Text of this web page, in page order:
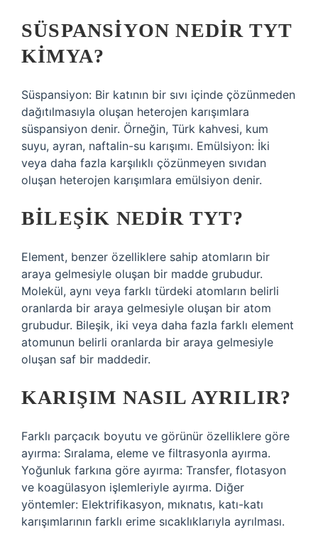
SÜSPANSIYON NEDIR TYT
KIMYA?
Süspansiyon: Bir katının bir sıvı içinde çözünmeden
dağıtılmasıyla oluşan heterojen karışımlara
süspansiyon denir. Örneğin, Türk kahvesi, kum
suyu, ayran, naftalin-su karışımı. Emülsiyon: İki
veya daha fazla karşılıklı çözünmeyen sıvıdan
oluşan heterojen karışımlara emülsiyon denir.
BILEŞIK NEDIR TYT?
Element, benzer özelliklere sahip atomların bir
araya gelmesiyle oluşan bir madde grubudur.
Molekül, aynı veya farklı türdeki atomların belirli
oranlarda bir araya gelmesiyle oluşan bir atom
grubudur. Bileşik, iki veya daha fazla farklı element
atomunun belirli oranlarda bir araya gelmesiyle
oluşan saf bir maddedir.
KARIŞIM NASIL AYRILIR?
Farklı parçacık boyutu ve görünür özelliklere göre
ayırma: Sıralama, eleme ve filtrasyonla ayırma.
Yoğunluk farkına göre ayırma: Transfer, flotasyon
ve koagülasyon işlemleriyle ayırma. Diğer
yöntemler: Elektrifikasyon, mıknatıs, katı-katı
karışımlarının farklı erime sıcaklıklarıyla ayrılması.